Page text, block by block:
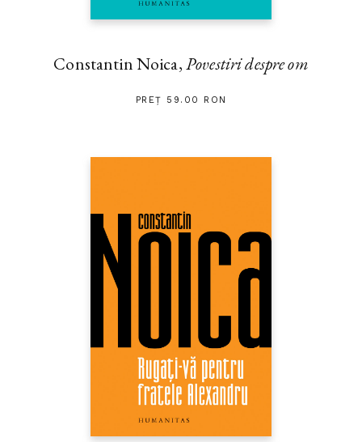
Constantin Noica,Povestiri despre om
PREȚ 59.00 RON